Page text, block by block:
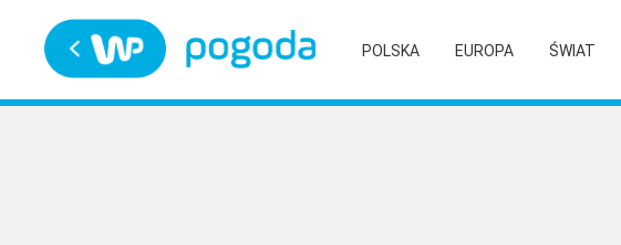
POLSKA EUROPA ŚWIAT